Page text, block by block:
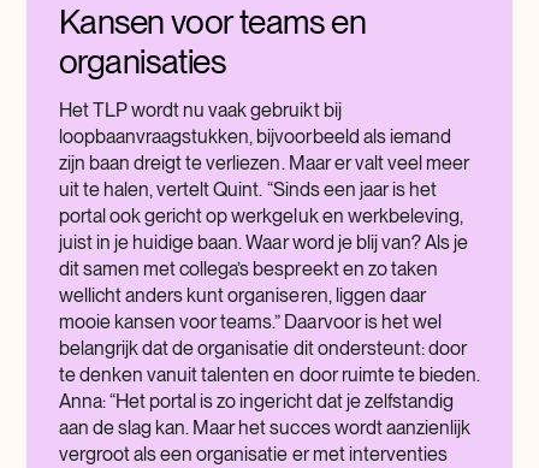
Kansen voor teams en
organisaties
Het TLP wordt nu vaak gebruikt bij
loopbaanvraagstukken, bijvoorbeeld als iemand
zijn baan dreigt te verliezen. Maar er valt veel meer
uit te halen, vertelt Quint. “Sinds een jaar is het
portal ook gericht op werkgeluk en werkbeleving,
juist in je huidige baan. Waar word je blij van? Als je
dit samen met collega’s bespreekt en zo taken
wellicht anders kunt organiseren, liggen daar
mooie kansen voor teams.” Daarvoor is het wel
belangrijk dat de organisatie dit ondersteunt: door
te denken vanuit talenten en door ruimte te bieden.
Anna: “Het portal is zo ingericht dat je zelfstandig
aan de slag kan. Maar het succes wordt aanzienlijk
vergroot als een organisatie er met interventies